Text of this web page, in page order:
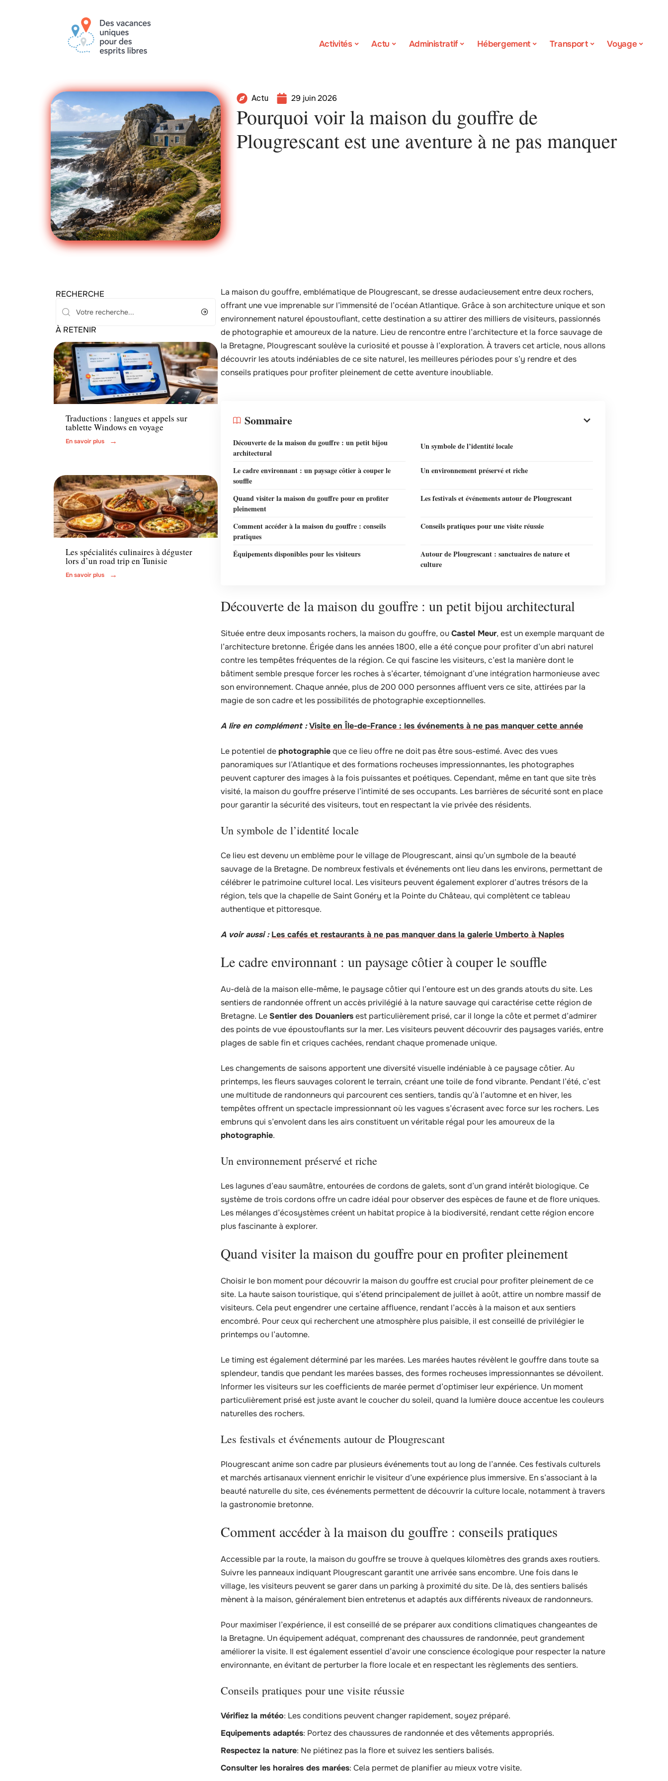
Activités Actu Administratif Hébergement Transport Voyage
Actu 29 juin 2026
Pourquoi voir la maison du gouffre de
Plougrescant est une aventure à ne pas manquer
RECHERCHE
À RETENIR
Voyage
Traductions : langues et appels sur
tablette Windows en voyage
En savoir plus
Actu
Les spécialités culinaires à déguster
lors d’un road trip en Tunisie
En savoir plus
La maison du gouffre, emblématique de Plougrescant, se dresse audacieusement entre deux rochers,
offrant une vue imprenable sur l’immensité de l’océan Atlantique. Grâce à son architecture unique et son
environnement naturel époustouflant, cette destination a su attirer des milliers de visiteurs, passionnés
de photographie et amoureux de la nature. Lieu de rencontre entre l’architecture et la force sauvage de
la Bretagne, Plougrescant soulève la curiosité et pousse à l’exploration. À travers cet article, nous allons
découvrir les atouts indéniables de ce site naturel, les meilleures périodes pour s’y rendre et des
conseils pratiques pour profiter pleinement de cette aventure inoubliable.
Sommaire
Découverte de la maison du gouffre : un petit bijou
architectural
Un symbole de l’identité locale
Le cadre environnant : un paysage côtier à couper le
souffle
Un environnement préservé et riche
Quand visiter la maison du gouffre pour en profiter
pleinement
Les festivals et événements autour de Plougrescant
Comment accéder à la maison du gouffre : conseils
pratiques
Conseils pratiques pour une visite réussie
Équipements disponibles pour les visiteurs
Autour de Plougrescant : sanctuaires de nature et
culture
Découverte de la maison du gouffre : un petit bijou architectural
Située entre deux imposants rochers, la maison du gouffre, ouCastel Meur, est un exemple marquant de
l’architecture bretonne. Érigée dans les années 1800, elle a été conçue pour profiter d’un abri naturel
contre les tempêtes fréquentes de la région. Ce qui fascine les visiteurs, c’est la manière dont le
bâtiment semble presque forcer les roches à s’écarter, témoignant d’une intégration harmonieuse avec
son environnement. Chaque année, plus de 200 000 personnes affluent vers ce site, attirées par la
magie de son cadre et les possibilités de photographie exceptionnelles.
A lire en complément :Visite en Île-de-France : les événements à ne pas manquer cette année
Le potentiel dephotographieque ce lieu offre ne doit pas être sous-estimé. Avec des vues
panoramiques sur l’Atlantique et des formations rocheuses impressionnantes, les photographes
peuvent capturer des images à la fois puissantes et poétiques. Cependant, même en tant que site très
visité, la maison du gouffre préserve l’intimité de ses occupants. Les barrières de sécurité sont en place
pour garantir la sécurité des visiteurs, tout en respectant la vie privée des résidents.
Un symbole de l’identité locale
Ce lieu est devenu un emblème pour le village de Plougrescant, ainsi qu’un symbole de la beauté
sauvage de la Bretagne. De nombreux festivals et événements ont lieu dans les environs, permettant de
célébrer le patrimoine culturel local. Les visiteurs peuvent également explorer d’autres trésors de la
région, tels que la chapelle de Saint Gonéry et la Pointe du Château, qui complètent ce tableau
authentique et pittoresque.
A voir aussi : Les cafés et restaurants à ne pas manquer dans la galerie Umberto à Naples
Le cadre environnant : un paysage côtier à couper le souffle
Au-delà de la maison elle-même, le paysage côtier qui l’entoure est un des grands atouts du site. Les
sentiers de randonnée offrent un accès privilégié à la nature sauvage qui caractérise cette région de
Bretagne. Le Sentier des Douaniersest particulièrement prisé, car il longe la côte et permet d’admirer
des points de vue époustouflants sur la mer. Les visiteurs peuvent découvrir des paysages variés, entre
plages de sable fin et criques cachées, rendant chaque promenade unique.
Les changements de saisons apportent une diversité visuelle indéniable à ce paysage côtier. Au
printemps, les fleurs sauvages colorent le terrain, créant une toile de fond vibrante. Pendant l’été, c’est
une multitude de randonneurs qui parcourent ces sentiers, tandis qu’à l’automne et en hiver, les
tempêtes offrent un spectacle impressionnant où les vagues s’écrasent avec force sur les rochers. Les
embruns qui s’envolent dans les airs constituent un véritable régal pour les amoureux de la
photographie.
Un environnement préservé et riche
Les lagunes d’eau saumâtre, entourées de cordons de galets, sont d’un grand intérêt biologique. Ce
système de trois cordons offre un cadre idéal pour observer des espèces de faune et de flore uniques.
Les mélanges d’écosystèmes créent un habitat propice à la biodiversité, rendant cette région encore
plus fascinante à explorer.
Quand visiter la maison du gouffre pour en profiter pleinement
Choisir le bon moment pour découvrir la maison du gouffre est crucial pour profiter pleinement de ce
site. La haute saison touristique, qui s’étend principalement de juillet à août, attire un nombre massif de
visiteurs. Cela peut engendrer une certaine affluence, rendant l’accès à la maison et aux sentiers
encombré. Pour ceux qui recherchent une atmosphère plus paisible, il est conseillé de privilégier le
printemps ou l’automne.
Le timing est également déterminé par les marées. Les marées hautes révèlent le gouffre dans toute sa
splendeur, tandis que pendant les marées basses, des formes rocheuses impressionnantes se dévoilent.
Informer les visiteurs sur les coefficients de marée permet d’optimiser leur expérience. Un moment
particulièrement prisé est juste avant le coucher du soleil, quand la lumière douce accentue les couleurs
naturelles des rochers.
Les festivals et événements autour de Plougrescant
Plougrescant anime son cadre par plusieurs événements tout au long de l’année. Ces festivals culturels
et marchés artisanaux viennent enrichir le visiteur d’une expérience plus immersive. En s’associant à la
beauté naturelle du site, ces événements permettent de découvrir la culture locale, notamment à travers
la gastronomie bretonne.
Comment accéder à la maison du gouffre : conseils pratiques
Accessible par la route, la maison du gouffre se trouve à quelques kilomètres des grands axes routiers.
Suivre les panneaux indiquant Plougrescant garantit une arrivée sans encombre. Une fois dans le
village, les visiteurs peuvent se garer dans un parking à proximité du site. De là, des sentiers balisés
mènent à la maison, généralement bien entretenus et adaptés aux différents niveaux de randonneurs.
Pour maximiser l’expérience, il est conseillé de se préparer aux conditions climatiques changeantes de
la Bretagne. Un équipement adéquat, comprenant des chaussures de randonnée, peut grandement
améliorer la visite. Il est également essentiel d’avoir une conscience écologique pour respecter la nature
environnante, en évitant de perturber la flore locale et en respectant les règlements des sentiers.
Conseils pratiques pour une visite réussie
Vérifiez la météo: Les conditions peuvent changer rapidement, soyez préparé.
Equipements adaptés: Portez des chaussures de randonnée et des vêtements appropriés.
Respectez la nature: Ne piétinez pas la flore et suivez les sentiers balisés.
Consulter les horaires des marées: Cela permet de planifier au mieux votre visite.